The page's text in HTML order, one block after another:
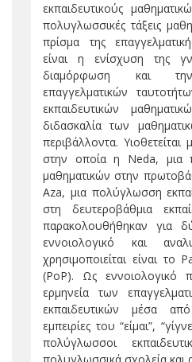
εκπαιδευτικούς
πολυγλωσσικές τάξεις
πρίσμα της
είναι η ενίσχυση της
διαμόρφωση και
επαγγελματικών
εκπαιδευτικών
διδασκαλία των
περιβάλλοντα. Υιοθετείται
στην οποία η Neda, μια
μαθηματικών στην
Aza, μια πoλύγλωσση
στη δευτεροβάθμια
παρακολουθήθηκαν για
εννοιολογικό και
χρησιμοποιείται είναι
(PoP). Ως εννοιολογικό
ερμηνεία των
εκπαιδευτικών μέσα
εμπειρίες του “είμαι”,
πoλύγλωσσοι